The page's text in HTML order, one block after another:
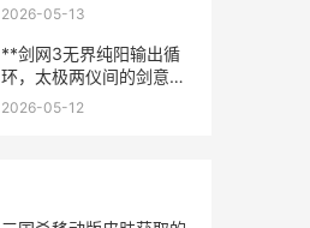
2026-05-13
**剑网3无界纯阳输出循
环，太极两仪间的剑意流
转**
2026-05-12